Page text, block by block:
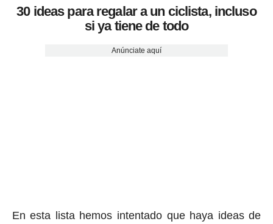
30 ideas para regalar a un ciclista, incluso
si ya tiene de todo
Anúnciate aquí
En esta lista hemos intentado que haya ideas de